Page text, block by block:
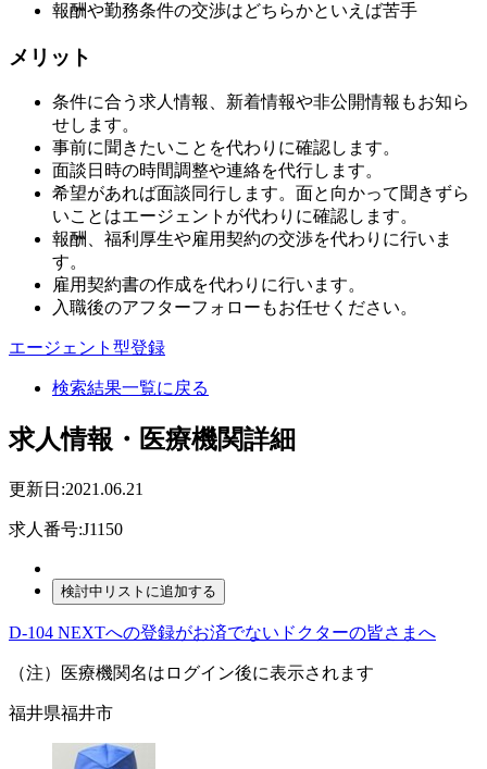
報酬や勤務条件の交渉はどちらかといえば苦手
メリット
条件に合う求人情報、新着情報や非公開情報もお知ら
せします。
事前に聞きたいことを代わりに確認します。
面談日時の時間調整や連絡を代行します。
希望があれば面談同行します。面と向かって聞きずら
いことはエージェントが代わりに確認します。
報酬、福利厚生や雇用契約の交渉を代わりに行いま
す。
雇用契約書の作成を代わりに行います。
入職後のアフターフォローもお任せください。
エージェント型登録
検索結果一覧に戻る
求人情報・医療機関詳細
更新日:2021.06.21
求人番号:J1150
D-104 NEXTへの登録がお済でないドクターの皆さまへ
（注）医療機関名はログイン後に表示されます
福井県福井市